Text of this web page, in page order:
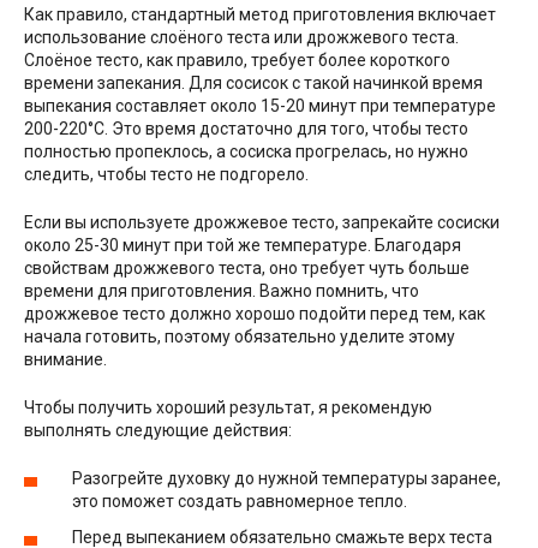
Как правило, стандартный метод приготовления включает
использование слоёного теста или дрожжевого теста.
Слоёное тесто, как правило, требует более короткого
времени запекания. Для сосисок с такой начинкой время
выпекания составляет около 15-20 минут при температуре
200-220°С. Это время достаточно для того, чтобы тесто
полностью пропеклось, а сосиска прогрелась, но нужно
следить, чтобы тесто не подгорело.
Если вы используете дрожжевое тесто, запрекайте сосиски
около 25-30 минут при той же температуре. Благодаря
свойствам дрожжевого теста, оно требует чуть больше
времени для приготовления. Важно помнить, что
дрожжевое тесто должно хорошо подойти перед тем, как
начала готовить, поэтому обязательно уделите этому
внимание.
Чтобы получить хороший результат, я рекомендую
выполнять следующие действия:
Разогрейте духовку до нужной температуры заранее,
это поможет создать равномерное тепло.
Перед выпеканием обязательно смажьте верх теста